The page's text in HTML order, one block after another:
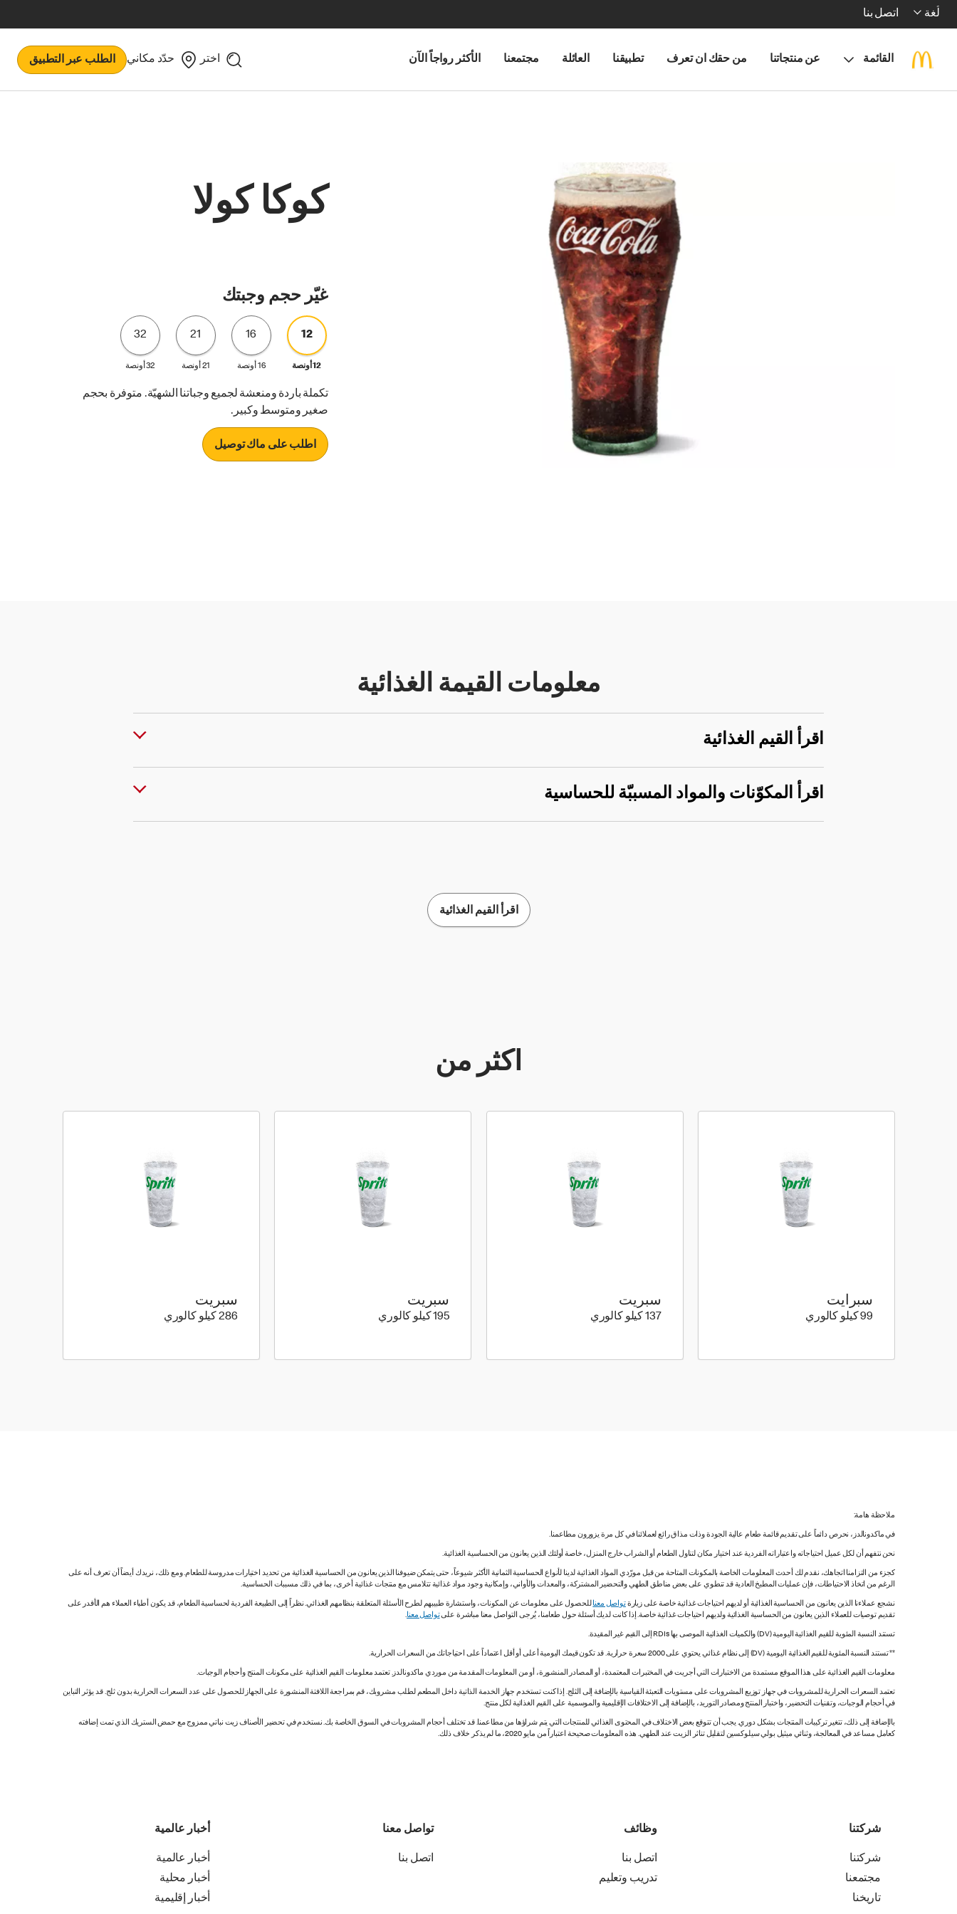
لُغة اتصل بنا
القائمة عن منتجاتنا من حقك ان تعرف تطبيقنا العائلة مجتمعنا الأكثر رواجاً الآن اختر حدّد مكاني الطلب عبر التطبيق
كوكا كولا
غيّر حجم وجبتك
12
12 أونصة
16
16 أونصة
21
21 أونصة
32
32 أونصة
تكملة باردة ومنعشة لجميع وجباتنا الشهيّة. متوفرة بحجم
صغير ومتوسط وكبير.
اطلب على ماك توصيل
معلومات القيمة الغذائية
اقرأ القيم الغذائية
اقرأ المكوّنات والمواد المسببّة للحساسية
اقرأ القيم الغذائية
أكثر من
سبرايت
99 كيلو كالوري 99 كيلو سعرة حرارية
سبريت
137 كيلو كالوري
سبريت
195 كيلو كالوري 195 كيلو سعرة حرارية
سبريت
286 كيلو كالوري
ملاحظة هامة:
في ماكدونالدز، نحرص دائماً على تقديم قائمة طعام عالية الجودة وذات مذاق رائع لعملائنا في كل مرة يزورون مطاعمنا.
نحن نتفهم أن لكل عميل احتياجاته واعتباراته الفردية عند اختيار مكان لتناول الطعام أو الشراب خارج المنزل، خاصة أولئك الذين يعانون من الحساسية الغذائية.
كجزء من التزامنا اتجاهك، نقدم لك أحدث المعلومات الخاصة بالمكونات المتاحة من قبل مورّدي المواد الغذائية لدينا لأنواع الحساسية الثمانية الأكثر شيوعاً، حتى يتمكن ضيوفنا الذين يعانون من الحساسية الغذائية من تحديد اختيارات مدروسة للطعام. ومع ذلك، نريدك أيضاً أن تعرف أنه على
الرغم من اتخاذ الاحتياطات، فإن عمليات المطبخ العادية قد تنطوي على بعض مناطق الطهي والتحضير المشتركة، والمعدات والأواني، وإمكانية وجود مواد غذائية تتلامس مع منتجات غذائية أخرى، بما في ذلك مسببات الحساسية.
نشجع عملاءنا الذين يعانون من الحساسية الغذائية أو لديهم احتياجات غذائية خاصة على زيارةتواصل معناللحصول على معلومات عن المكونات، واستشارة طبيبهم لطرح الأسئلة المتعلقة بنظامهم الغذائي. نظراً إلى الطبيعة الفردية لحساسية الطعام، قد يكون أطباء العملاء هم الأقدر على
تقديم توصيات للعملاء الذين يعانون من الحساسية الغذائية ولديهم احتياجات غذائية خاصة. إذا كانت لديك أسئلة حول طعامنا، يُرجى التواصل معنا مباشرة علىتواصل معنا.
تستند النسبة المئوية للقيم الغذائية اليومية (DV) والكميات الغذائية الموصى بها RDIs إلى القيم غير المقيدة.
** تستند النسبة المئوية للقيم الغذائية اليومية (DV) إلى نظام غذائي يحتوي على 2000 سعرة حرارية. قد تكون قيمك اليومية أعلى أو أقل اعتماداً على احتياجاتك من السعرات الحرارية.
معلومات القيم الغذائية على هذا الموقع مستمدة من الاختبارات التي أجريت في المختبرات المعتمدة، أو المصادر المنشورة، أو من المعلومات المقدمة من موردي ماكدونالدز. تعتمد معلومات القيم الغذائية على مكونات المنتج وأحجام الوجبات.
تعتمد السعرات الحرارية للمشروبات في جهاز توزيع المشروبات على مستويات التعبئة القياسية بالإضافة إلى الثلج. إذا كنت تستخدم جهاز الخدمة الذاتية داخل المطعم لطلب مشروبك، قم بمراجعة اللافتة المنشورة على الجهاز للحصول على عدد السعرات الحرارية بدون ثلج. قد يؤثر التباين
في أحجام الوجبات، وتقنيات التحضير، واختبار المنتج ومصادر التوريد، بالإضافة إلى الاختلافات الإقليمية والموسمية على القيم الغذائية لكل منتج.
بالإضافة إلى ذلك، تتغير تركيبات المنتجات بشكل دوري. يجب أن تتوقع بعض الاختلاف في المحتوى الغذائي للمنتجات التي يتم شراؤها من مطاعمنا. قد تختلف أحجام المشروبات في السوق الخاصة بك. نستخدم في تحضير الأصناف زيت نباتي ممزوج مع حمض الستريك الذي تمت إضافته
كعامل مساعد في المعالجة، وثنائي ميثيل بولي سيلوكسين لتقليل تناثر الزيت عند الطهي. هذه المعلومات صحيحة اعتباراً من مايو 2020، ما لم يذكر خلاف ذلك.
شركتنا
شركتنا
مجتمعنا
تاريخنا
وظائف
اتصل بنا
تدريب وتعليم
تواصل معنا
اتصل بنا
أخبار عالمية
أخبار عالمية
أخبار محلية
أخبار إقليمية